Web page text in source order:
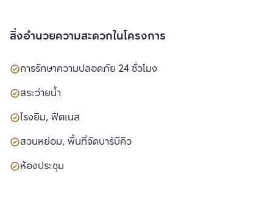
สิ่งอำนวยความสะดวกในโครงการ
การรักษาความปลอดภัย 24 ชั่วโมง
สระว่ายน้ำ
โรงยิม, ฟิตเนส
สวนหย่อม, พื้นที่จัดบาร์บีคิว
ห้องประชุม